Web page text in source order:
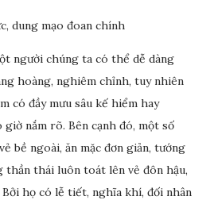
dung mạo đoan chính
người chúng ta có thể dễ dàng
hoàng, nghiêm chỉnh, tuy nhiên
có đầy mưu sâu kế hiểm hay
nắm rõ. Bên cạnh đó, một số
bề ngoài, ăn mặc đơn giản, tướng
thần thái luôn toát lên vẻ đôn hậu,
họ có lễ tiết, nghĩa khí, đối nhân